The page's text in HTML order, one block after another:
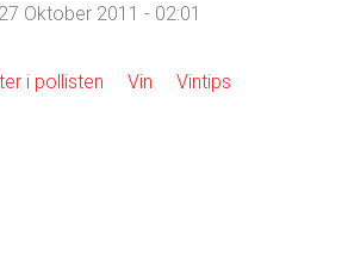
27 Oktober 2011 - 02:01
i pollisten Vin Vintips